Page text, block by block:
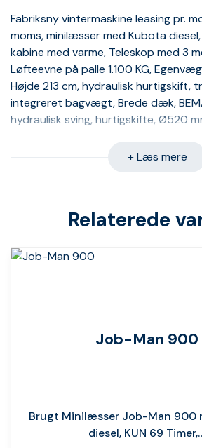
Fabriksny vintermaskine leasing pr.
moms, minilæsser med Kubota
kabine med varme, Teleskop med 3
Løfteevne på palle 1.100 KG,
Højde 213 cm, hydraulisk hurtigskift,
integreret bagvægt, Brede dæk,
hydraulisk sving, hurtigskifte, Ø520
+ Læs mere
Relaterede
Job-Man 900
Brugt Minilæsser Job-Man 900
diesel, KUN 69